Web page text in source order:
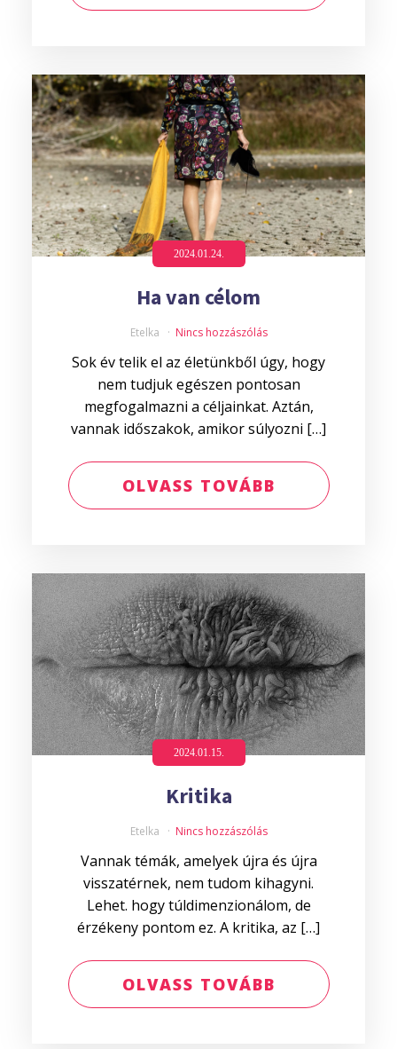
2024.01.24.
Ha van célom
Etelka Nincs hozzászólás
Sok év telik el az életünkből úgy, hogy
nem tudjuk egészen pontosan
megfogalmazni a céljainkat. Aztán,
vannak időszakok, amikor súlyozni […]
OLVASS TOVÁBB
2024.01.15.
Kritika
Etelka Nincs hozzászólás
Vannak témák, amelyek újra és újra
visszatérnek, nem tudom kihagyni.
Lehet. hogy túldimenzionálom, de
érzékeny pontom ez. A kritika, az […]
OLVASS TOVÁBB